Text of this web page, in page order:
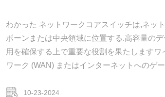
わかった ネットワークコアスイッチは,ネッ
ボーンまたは中央領域に位置する.高容量の
用を確保する上で重要な役割を果たします
ワーク (WAN) またはインターネットへのゲ
イッチの合計効率的に転送されるトラフィッ
10-23-2024